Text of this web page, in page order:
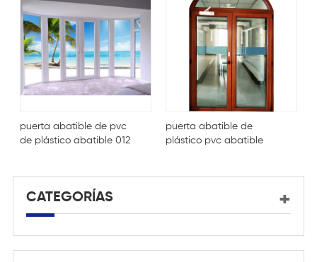
puerta abatible de pvc
de plástico abatible 012
puerta abatible de
plástico pvc abatible
CATEGORÍAS